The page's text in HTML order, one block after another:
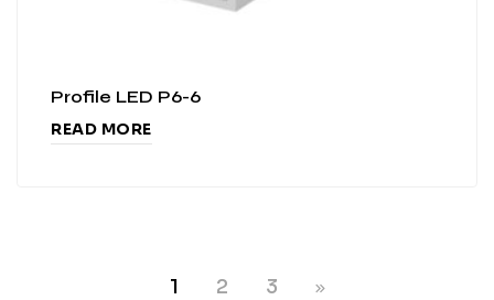
Profile LED P6-6
READ MORE
1 2 3